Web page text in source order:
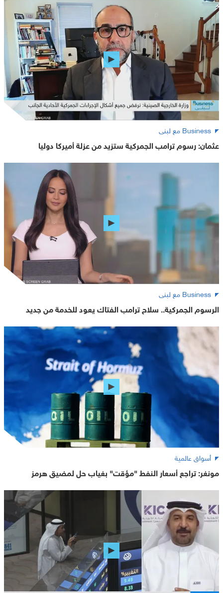
Business مع لبنى
عثمان: رسوم ترامب الجمركية ستزيد من عزلة أميركا دوليا
Business مع لبنى
الرسوم الجمركية.. سلاح ترامب الفتاك يعود للخدمة من جديد
أسواق عالمية
مونغر: تراجع أسعار النفط "مؤقت" بغياب حل لمضيق هرمز